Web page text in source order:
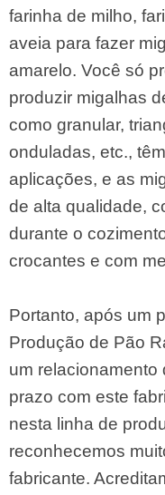
farinha de milho,
aveia para fazer
amarelo. Você só
produzir migalhas
como granular,
onduladas, etc.,
aplicações, e as
de alta qualidade,
durante o
crocantes e com
Portanto, após um
Produção de Pão
um
prazo com este
nesta linha de
reconhecemos
fabricante.